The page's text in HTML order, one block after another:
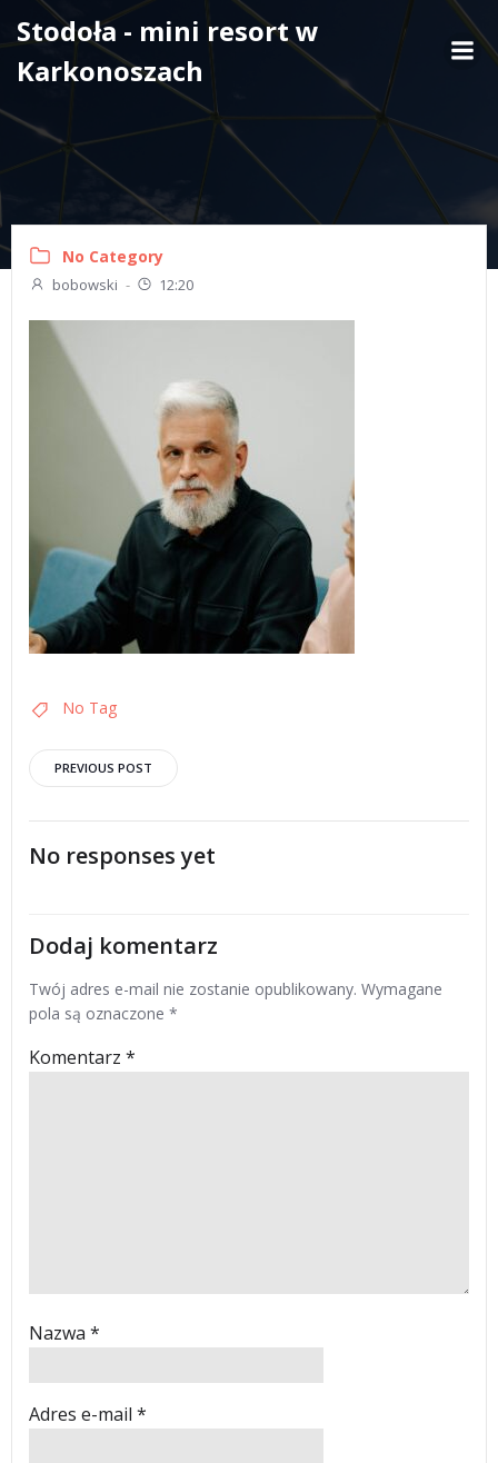
Skip
to
content
Stodoła - mini resort w
Karkonoszach
No Category
bobowski - 12:20
No Tag
Post
navigation
PREVIOUS POST
No responses yet
Dodaj komentarz
Twój adres e-mail nie zostanie opublikowany. Wymagane
pola są oznaczone *
Komentarz *
Nazwa *
Adres e-mail *